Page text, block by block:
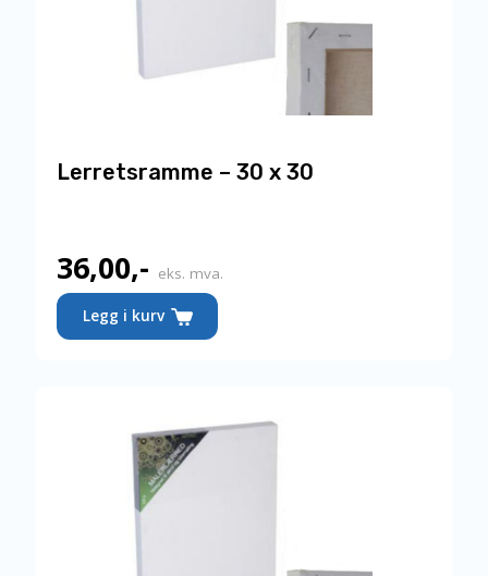
Lerretsramme – 30 x 30
36,00,- eks. mva.
Legg i kurv